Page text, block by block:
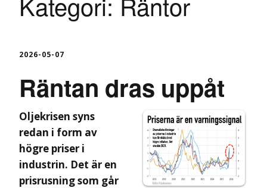
2026-05-07
Räntan dras uppåt
Oljekrisen syns
redan i form av
högre priser i
industrin. Det är en
prisrusning som går